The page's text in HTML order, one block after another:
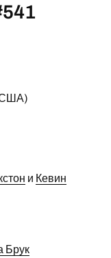
США)
и Кевин
Брук